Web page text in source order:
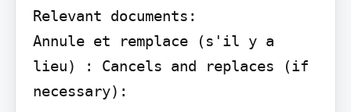
Relevant documents:
Annule et remplace (s'il y a
lieu) : Cancels and replaces (if
necessary):